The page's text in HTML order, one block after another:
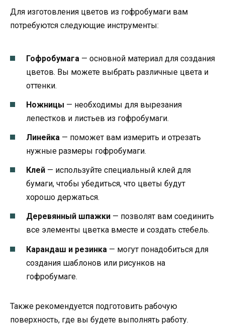
Для изготовления цветов из гофробумаги вам
потребуются следующие инструменты:
Гофробумага — основной материал для создания
цветов. Вы можете выбрать различные цвета и
оттенки.
Ножницы — необходимы для вырезания
лепестков и листьев из гофробумаги.
Линейка — поможет вам измерить и отрезать
нужные размеры гофробумаги.
Клей — используйте специальный клей для
бумаги, чтобы убедиться, что цветы будут
хорошо держаться.
Деревянный шпажки — позволят вам соединить
все элементы цветка вместе и создать стебель.
Карандаш и резинка — могут понадобиться для
создания шаблонов или рисунков на
гофробумаге.
Также рекомендуется подготовить рабочую
поверхность, где вы будете выполнять работу.